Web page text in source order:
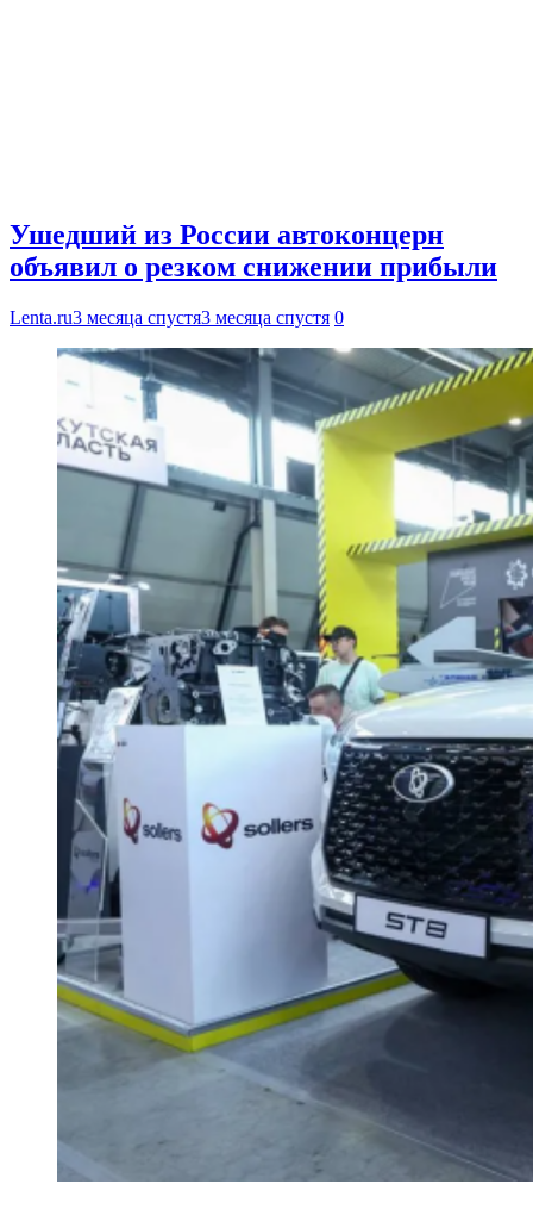
Ушедший из России автоконцерн
объявил о резком снижении прибыли
Lenta.ru3 месяца спустя3 месяца спустя 0